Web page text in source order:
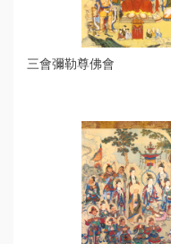
三會彌勒尊佛會